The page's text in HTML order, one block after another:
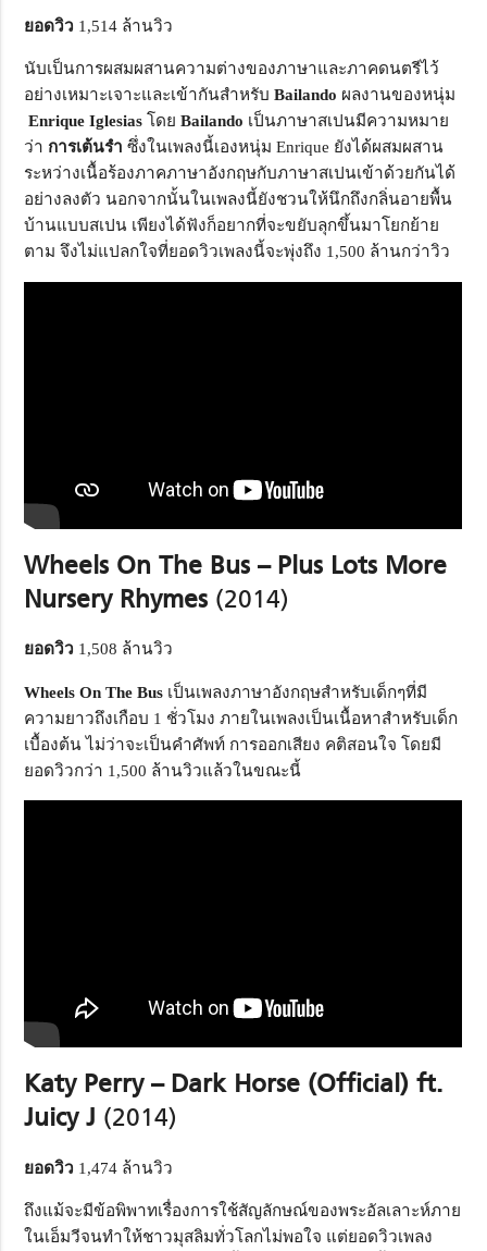
ยอดวิว 1,514 ล้านวิว
นับเป็นการผสมผสานความต่างของภาษาและภาคดนตรีไว้
อย่างเหมาะเจาะและเข้ากันสำหรับBailando ผลงานของหนุ่ม
Enrique Iglesias โดยBailando เป็นภาษาสเปนมีความหมาย
ว่า การเต้นรำ ซึ่งในเพลงนี้เองหนุ่ม Enrique ยังได้ผสมผสาน
ระหว่างเนื้อร้องภาคภาษาอังกฤษกับภาษาสเปนเข้าด้วยกันได้
อย่างลงตัว นอกจากนั้นในเพลงนี้ยังชวนให้นึกถึงกลิ่นอายพื้น
บ้านแบบสเปน เพียงได้ฟังก็อยากที่จะขยับลุกขึ้นมาโยกย้าย
ตาม จึงไม่แปลกใจที่ยอดวิวเพลงนี้จะพุ่งถึง 1,500 ล้านกว่าวิว
Wheels On The Bus – Plus Lots More
Nursery Rhymes (2014)
ยอดวิว 1,508 ล้านวิว
Wheels On The Bus เป็นเพลงภาษาอังกฤษสำหรับเด็กๆที่มี
ความยาวถึงเกือบ 1 ชั่วโมง ภายในเพลงเป็นเนื้อหาสำหรับเด็ก
เบื้องต้น ไม่ว่าจะเป็นคำศัพท์ การออกเสียง คติสอนใจ โดยมี
ยอดวิวกว่า 1,500 ล้านวิวแล้วในขณะนี้
Katy Perry – Dark Horse (Official) ft.
Juicy J (2014)
ยอดวิว 1,474 ล้านวิว
ถึงแม้จะมีข้อพิพาทเรื่องการใช้สัญลักษณ์ของพระอัลเลาะห์ภาย
ในเอ็มวีจนทำให้ชาวมุสลิมทั่วโลกไม่พอใจ แต่ยอดวิวเพลง